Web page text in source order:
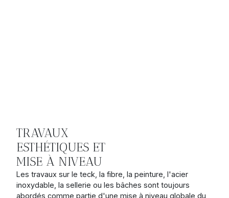
TRAVAUX
ESTHÉTIQUES ET
MISE À NIVEAU
Les travaux sur le teck, la fibre, la peinture, l'acier
inoxydable, la sellerie ou les bâches sont toujours
abordés comme partie d'une mise à niveau globale du